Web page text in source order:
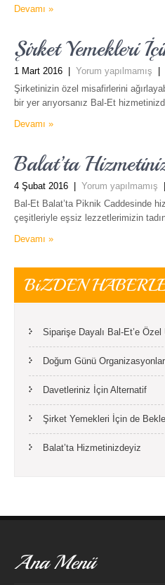
Devamı »
Şirket Yemekleri
1 Mart 2016 Yorum yapılmamış
Şirketinizin özel misafirlerini
bir yer arıyorsanız Bal-Et
Devamı »
Balat’ta
4 Şubat 2016 Yorum yapılmamış
Bal-Et Balat’ta Piknik Caddesinde
çeşitleriyle eşsiz lezzetlerimizin
Devamı »
BiZDEN
Siparişe Dayalı Bal-Et’e Özel
Doğum Günü
Davetleriniz İçin Alternatif
Şirket Yemekleri İçin de
Balat’ta Hizmetinizdeyiz
Ana Menü